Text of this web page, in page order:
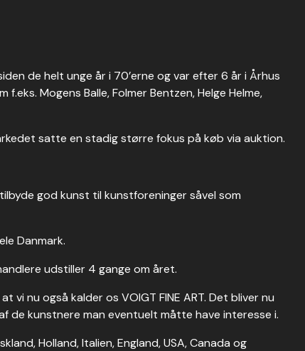
de helt unge år i 70’erne og var efter 6 år i Århus
Mogens Balle, Folmer Bentzen, Helge Helme,
satte en stadig større fokus på køb via auktion.
god kunst til kunstforeninger såvel som
Danmark.
udstiller 4 gange om året.
vi nu også kalder os VOIGT FINE ART. Det bliver nu
kunstnere man eventuelt måtte have interesse i.
Holland, Italien, England, USA, Canada og